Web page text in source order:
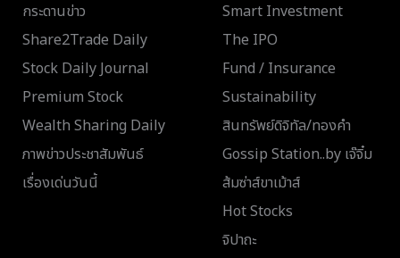
กระดานข่าว
Share2Trade Daily
Stock Daily Journal
Premium Stock
Wealth Sharing Daily
ภาพข่าวประชาสัมพันธ์
เรื่องเด่นวันนี้
Smart Investment
The IPO
Fund / Insurance
Sustainability
สินทรัพย์ดิจิทัล/ทองคำ
Gossip Station..by เจ๊จิ๋ม
ส้มซ่าส์ขาเม้าส์
Hot Stocks
จิปาถะ